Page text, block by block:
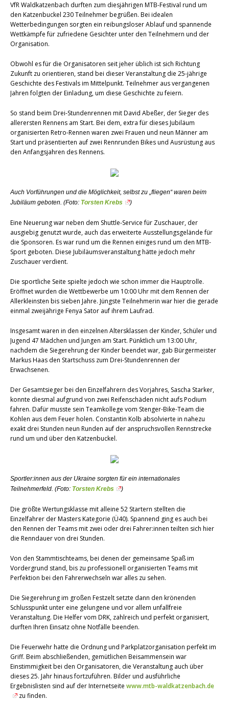
VfR Waldkatzenbach durften zum diesjährigen MTB-Festival rund um
den Katzenbuckel 230 Teilnehmer begrüßen. Bei idealen
Wetterbedingungen sorgten ein reibungsloser Ablauf und spannende
Wettkämpfe für zufriedene Gesichter unter den Teilnehmern und der
Organisation.
Obwohl es für die Organisatoren seit jeher üblich ist sich Richtung
Zukunft zu orientieren, stand bei dieser Veranstaltung die 25-jährige
Geschichte des Festivals im Mittelpunkt. Teilnehmer aus vergangenen
Jahren folgten der Einladung, um diese Geschichte zu feiern.
So stand beim Drei-Stundenrennen mit David Abeßer, der Sieger des
allerersten Rennens am Start. Bei dem, extra für dieses Jubiläum
organisierten Retro-Rennen waren zwei Frauen und neun Männer am
Start und präsentierten auf zwei Rennrunden Bikes und Ausrüstung aus
den Anfangsjahren des Rennens.
Auch Vorführungen und die Möglichkeit, selbst zu „fliegen“ waren beim
Jubiläum geboten. (Foto: Torsten Krebs )
Eine Neuerung war neben dem Shuttle-Service für Zuschauer, der
ausgiebig genutzt wurde, auch das erweiterte Ausstellungsgelände für
die Sponsoren. Es war rund um die Rennen einiges rund um den MTB-
Sport geboten. Diese Jubiläumsveranstaltung hätte jedoch mehr
Zuschauer verdient.
Die sportliche Seite spielte jedoch wie schon immer die Hauptrolle.
Eröffnet wurden die Wettbewerbe um 10:00 Uhr mit dem Rennen der
Allerkleinsten bis sieben Jahre. Jüngste Teilnehmerin war hier die gerade
einmal zweijährige Fenya Sator auf ihrem Laufrad.
Insgesamt waren in den einzelnen Altersklassen der Kinder, Schüler und
Jugend 47 Mädchen und Jungen am Start. Pünktlich um 13:00 Uhr,
nachdem die Siegerehrung der Kinder beendet war, gab Bürgermeister
Markus Haas den Startschuss zum Drei-Stundenrennen der
Erwachsenen.
Der Gesamtsieger bei den Einzelfahrern des Vorjahres, Sascha Starker,
konnte diesmal aufgrund von zwei Reifenschäden nicht aufs Podium
fahren. Dafür musste sein Teamkollege vom Stenger-Bike-Team die
Kohlen aus dem Feuer holen. Constantin Kolb absolvierte in nahezu
exakt drei Stunden neun Runden auf der anspruchsvollen Rennstrecke
rund um und über den Katzenbuckel.
Sportler:innen aus der Ukraine sorgten für ein internationales
Teilnehmerfeld. (Foto: Torsten Krebs )
Die größte Wertungsklasse mit alleine 52 Startern stellten die
Einzelfahrer der Masters Kategorie (Ü40). Spannend ging es auch bei
den Rennen der Teams mit zwei oder drei Fahrer:innen teilten sich hier
die Renndauer von drei Stunden.
Von den Stammtischteams, bei denen der gemeinsame Spaß im
Vordergrund stand, bis zu professionell organisierten Teams mit
Perfektion bei den Fahrerwechseln war alles zu sehen.
Die Siegerehrung im großen Festzelt setzte dann den krönenden
Schlusspunkt unter eine gelungene und vor allem unfallfreie
Veranstaltung. Die Helfer vom DRK, zahlreich und perfekt organisiert,
durften Ihren Einsatz ohne Notfälle beenden.
Die Feuerwehr hatte die Ordnung und Parkplatzorganisation perfekt im
Griff. Beim abschließenden, gemütlichen Beisammensein war
Einstimmigkeit bei den Organisatoren, die Veranstaltung auch über
dieses 25. Jahr hinaus fortzuführen. Bilder und ausführliche
Ergebnislisten sind auf der Internetseite www.mtb-waldkatzenbach.de
zu finden.